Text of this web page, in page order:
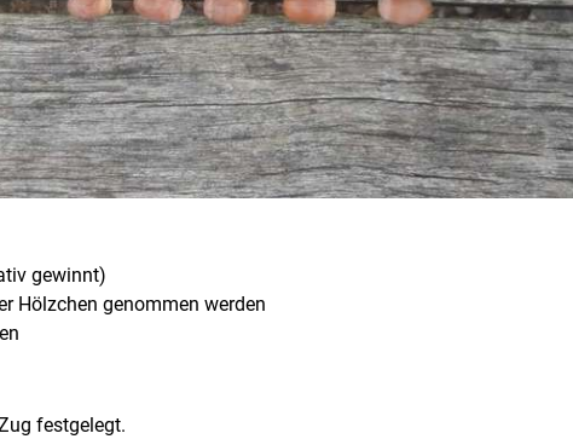
gewinnt)
Hölzchen genommen werden
festgelegt.